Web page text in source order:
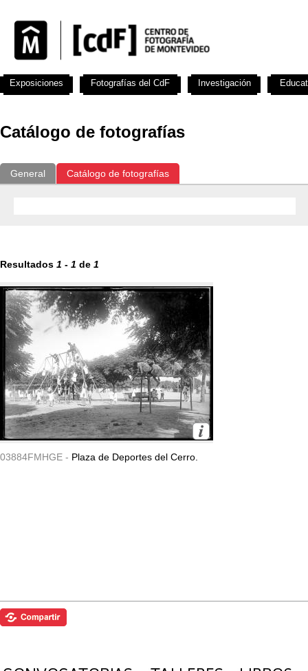
Catálogo de fotografías
General Catálogo de fotografías
Resultados 1 - 1 de 1
03884FMHGE - Plaza de Deportes del Cerro.
Exposiciones Fotografías del CdF Investigación